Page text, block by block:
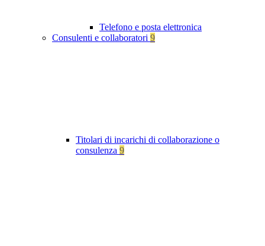
Telefono e posta elettronica
Consulenti e collaboratori 9
Titolari di incarichi di collaborazione o
consulenza 9